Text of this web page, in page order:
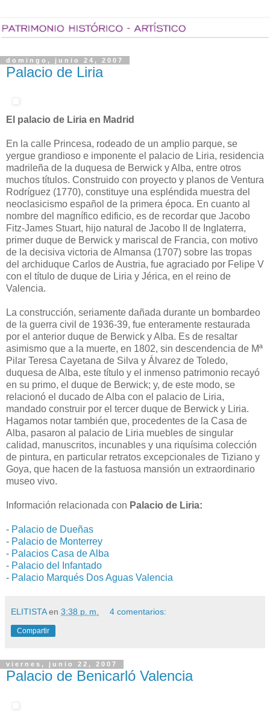
domingo, junio 24, 2007
Palacio de Liria
El palacio de Liria en Madrid
En la calle Princesa, rodeado de un amplio parque, se
yergue grandioso e imponente el palacio de Liria, residencia
madrileña de la duquesa de Berwick y Alba, entre otros
muchos títulos. Construido con proyecto y planos de Ventura
Rodríguez (1770), constituye una espléndida muestra del
neoclasicismo español de la primera época. En cuanto al
nombre del magnífico edificio, es de recordar que Jacobo
Fitz-James Stuart, hijo natural de Jacobo II de Inglaterra,
primer duque de Berwick y mariscal de Francia, con motivo
de la decisiva victoria de Almansa (1707) sobre las tropas
del archiduque Carlos de Austria, fue agraciado por Felipe V
con el título de duque de Liria y Jérica, en el reino de
Valencia.
La construcción, seriamente dañada durante un bombardeo
de la guerra civil de 1936-39, fue enteramente restaurada
por el anterior duque de Berwick y Alba. Es de resaltar
asimismo que a la muerte, en 1802, sin descendencia de Mª
Pilar Teresa Cayetana de Silva y Álvarez de Toledo,
duquesa de Alba, este título y el inmenso patrimonio recayó
en su primo, el duque de Berwick; y, de este modo, se
relacionó el ducado de Alba con el palacio de Liria,
mandado construir por el tercer duque de Berwick y Liria.
Hagamos notar también que, procedentes de la Casa de
Alba, pasaron al palacio de Liria muebles de singular
calidad, manuscritos, incunables y una riquísima colección
de pintura, en particular retratos excepcionales de Tiziano y
Goya, que hacen de la fastuosa mansión un extraordinario
museo vivo.
Información relacionada con Palacio de Liria:
- Palacio de Dueñas
- Palacio de Monterrey
- Palacios Casa de Alba
- Palacio del Infantado
- Palacio Marqués Dos Aguas Valencia
ELITISTA en 3:38 p. m. 4 comentarios:
Compartir
viernes, junio 22, 2007
Palacio de Benicarló Valencia